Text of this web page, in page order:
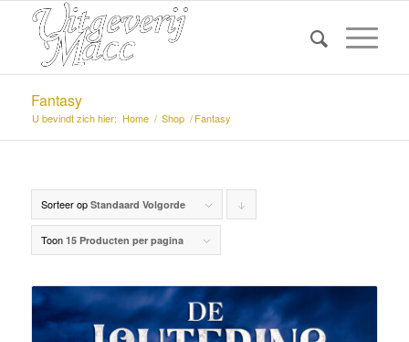
Fantasy
U bevindt zich hier: Home / Shop / Fantasy
Sorteer op Standaard Volgorde
Toon 15 Producten per pagina